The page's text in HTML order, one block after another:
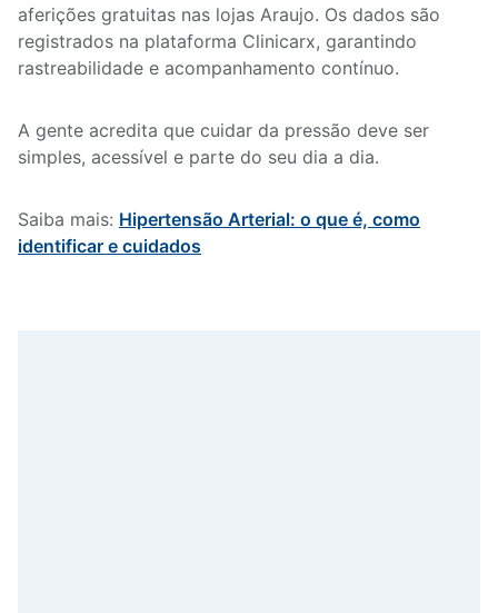
aferições gratuitas nas lojas Araujo. Os dados são
registrados na plataforma Clinicarx, garantindo
rastreabilidade e acompanhamento contínuo.
A gente acredita que cuidar da pressão deve ser
simples, acessível e parte do seu dia a dia.
Saiba mais: Hipertensão Arterial: o que é, como
identificar e cuidados